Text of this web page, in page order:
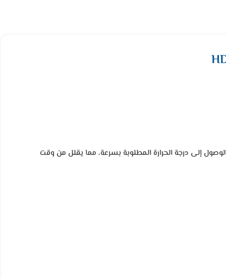
القوة تساعد على الوصول إلى درجة الحرارة المطلوبة بسرعة، مما يقلل من وقت